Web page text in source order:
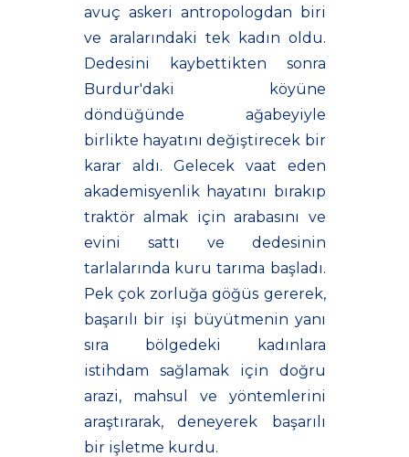
avuç askeri antropologdan biri
ve aralarındaki tek kadın oldu.
Dedesini kaybettikten sonra
Burdur'daki köyüne
döndüğünde ağabeyiyle
birlikte hayatını değiştirecek bir
karar aldı. Gelecek vaat eden
akademisyenlik hayatını bırakıp
traktör almak için arabasını ve
evini sattı ve dedesinin
tarlalarında kuru tarıma başladı.
Pek çok zorluğa göğüs gererek,
başarılı bir işi büyütmenin yanı
sıra bölgedeki kadınlara
istihdam sağlamak için doğru
arazi, mahsul ve yöntemlerini
araştırarak, deneyerek başarılı
bir işletme kurdu.